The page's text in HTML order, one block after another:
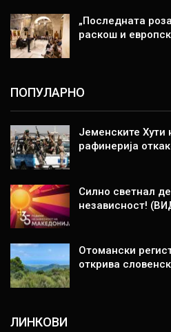
„Последната
раскош и
ПОПУЛАРНО
Јеменските Хути
рафинерија
Силно светнал
независност!
Отомански
открива
ЛИНКОВИ